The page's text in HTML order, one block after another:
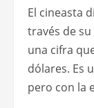
El cineasta
través de
una cifra
dólares. Es
pero con la